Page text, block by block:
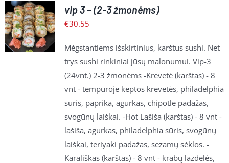
Į
KREPŠELĮ
/
PLAČIAU
vip 3 – (2-3 žmonėms)
€30.55
Mėgstantiems išskirtinius, karštus sushi. Net
trys sushi rinkiniai jūsų malonumui. Vip-3
(24vnt.) 2-3 žmonėms -Krevetė (karštas) - 8
vnt - tempūroje keptos krevetės, philadelphia
sūris, paprika, agurkas, chipotle padažas,
svogūnų laiškai. -Hot Lašiša (karštas) - 8 vnt -
lašiša, agurkas, philadelphia sūris, svogūnų
laiškai, teriyaki padažas, sezamų sėklos. -
Karališkas (karštas) - 8 vnt - krabų lazdelės,